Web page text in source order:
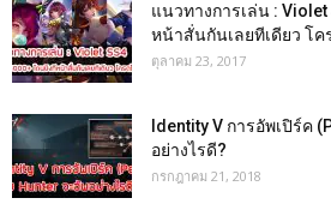
แนวทางการเล่น :
หน้าสั่นกันเลยทีเดียว โค
ตุลาคม 23, 2017
Identity V การอัพเปิร์ค
อย่างไรดี?
กรกฎาคม 21, 2018